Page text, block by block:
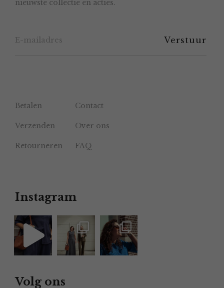
nieuwste collectie en acties.
Betalen Contact
Verzenden Over ons
Retourneren FAQ
Instagram
Volg ons